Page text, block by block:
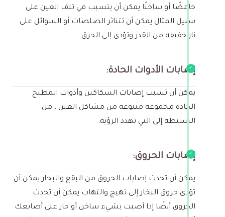
حامضًا أو ساخنًا يمكن أن يتسبب في تلف العين على
سبيل المثال يمكن أن تتناثر الصلصات أو السوائل على
نار خفيفة من القدر وتؤدي إلى الحرق.
إصابات الأدوات الحادة:
يمكن أن تسبب إصابات السكاكين وأدوات المطبخ
الحادة مجموعة متنوعة من مشاكل العين ، من
البسيطة إلى التي تهدد الرؤية.
إصابات الحروق:
يمكن أن تحدث إصابات الحروق من البقع والبخار يمكن أن
تؤدي حروق البخار إلى تهيج والتهاب يمكن أن تحدث
الحروق أيضًا إذا أصبت بشيء ساخن أو حار على أصابعك